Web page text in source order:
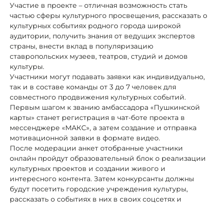
Участие в проекте – отличная возможность стать
частью сферы культурного просвещения, рассказать о
культурных событиях родного города широкой
аудитории, получить знания от ведущих экспертов
страны, внести вклад в популяризацию
ставропольских музеев, театров, студий и домов
культуры.
Участники могут подавать заявки как индивидуально,
так и в составе команды от 3 до 7 человек для
совместного продвижения культурных событий.
Первым шагом к званию амбассадора «Пушкинской
карты» станет регистрация в чат-боте проекта в
мессенджере «МАКС», а затем создание и отправка
мотивационной заявки в формате видео.
После модерации анкет отобранные участники
онлайн пройдут образовательный блок о реализации
культурных проектов и создании живого и
интересного контента. Затем конкурсанты должны
будут посетить городские учреждения культуры,
рассказать о событиях в них в своих соцсетях и